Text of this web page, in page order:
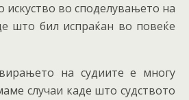
искуство во споделувањето на
што бил испраќан во повеќе
на судиите е многу
случаи каде што судството